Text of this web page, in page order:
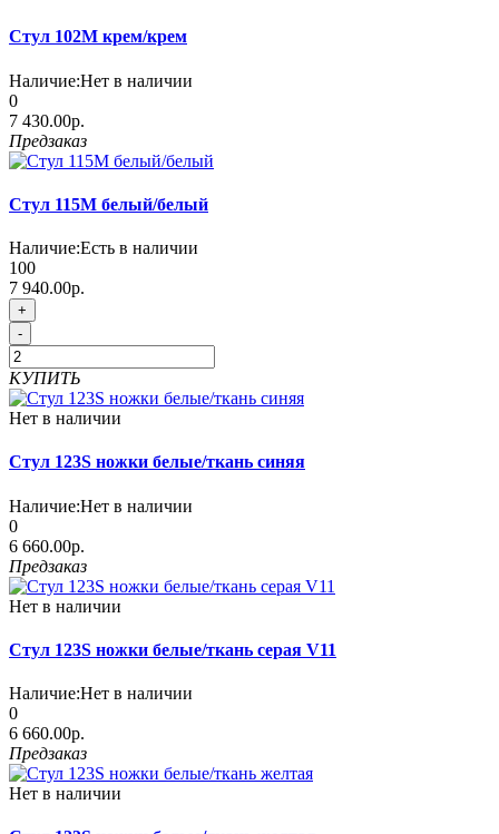
Стул 102М крем/крем
Наличие:Нет в наличии
0
7 430.00р.
Предзаказ
Стул 115M белый/белый
Наличие:Есть в наличии
100
7 940.00р.
+
-
КУПИТЬ
Нет в наличии
Стул 123S ножки белые/ткань синяя
Наличие:Нет в наличии
0
6 660.00р.
Предзаказ
Нет в наличии
Стул 123S ножки белые/ткань серая V11
Наличие:Нет в наличии
0
6 660.00р.
Предзаказ
Нет в наличии